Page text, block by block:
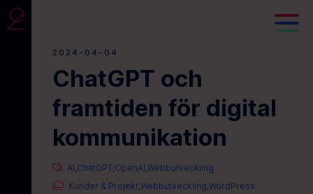
2024-04-04
ChatGPT och
framtiden för digital
kommunikation
AI ChatGPT OpenAI ,Webbutveckling
Kunder & Projekt ,Webbutveckling ,WordPress